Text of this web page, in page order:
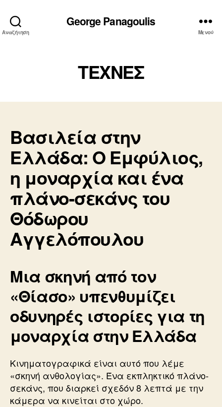
Αναζήτηση
George Panagoulis
Μενού
TEXNEΣ
Βασιλεία στην
Ελλάδα: Ο Εμφύλιος,
η μοναρχία και ένα
πλάνο-σεκάνς του
Θόδωρου
Αγγελόπουλου
Μια σκηνή από τον
«Θίασο» υπενθυμίζει
οδυνηρές ιστορίες για τη
μοναρχία στην Ελλάδα
Κινηματογραφικά είναι αυτό που λέμε
«σκηνή ανθολογίας». Ένα εκπληκτικό πλάνο-
σεκάνς, που διαρκεί σχεδόν 8 λεπτά με την
κάμερα να κινείται στο χώρο.